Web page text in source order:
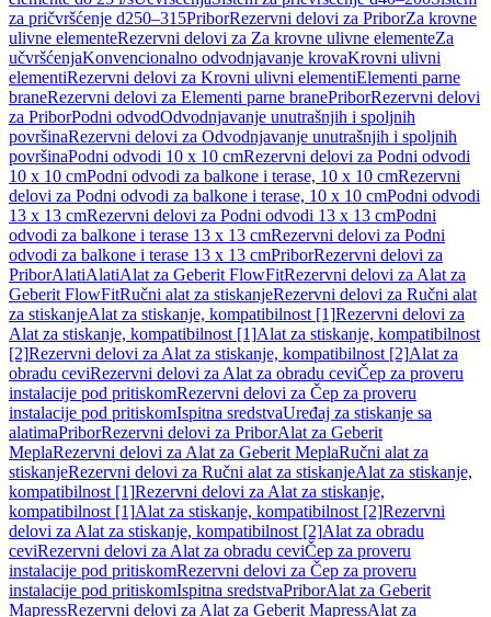
za pričvršćenje d250–315PriborRezervni delovi za PriborZa krovne
ulivne elementeRezervni delovi za Za krovne ulivne elementeZa
učvršćenjaKonvencionalno odvodnjavanje krovaKrovni ulivni
elementiRezervni delovi za Krovni ulivni elementiElementi parne
braneRezervni delovi za Elementi parne branePriborRezervni delovi
za PriborPodni odvodOdvodnjavanje unutrašnjih i spoljnih
površinaRezervni delovi za Odvodnjavanje unutrašnjih i spoljnih
površinaPodni odvodi 10 x 10 cmRezervni delovi za Podni odvodi
10 x 10 cmPodni odvodi za balkone i terase, 10 x 10 cmRezervni
delovi za Podni odvodi za balkone i terase, 10 x 10 cmPodni odvodi
13 x 13 cmRezervni delovi za Podni odvodi 13 x 13 cmPodni
odvodi za balkone i terase 13 x 13 cmRezervni delovi za Podni
odvodi za balkone i terase 13 x 13 cmPriborRezervni delovi za
PriborAlatiAlatiAlat za Geberit FlowFitRezervni delovi za Alat za
Geberit FlowFitRučni alat za stiskanjeRezervni delovi za Ručni alat
za stiskanjeAlat za stiskanje, kompatibilnost [1]Rezervni delovi za
Alat za stiskanje, kompatibilnost [1]Alat za stiskanje, kompatibilnost
[2]Rezervni delovi za Alat za stiskanje, kompatibilnost [2]Alat za
obradu ceviRezervni delovi za Alat za obradu ceviČep za proveru
instalacije pod pritiskomRezervni delovi za Čep za proveru
instalacije pod pritiskomIspitna sredstvaUređaj za stiskanje sa
alatimaPriborRezervni delovi za PriborAlat za Geberit
MeplaRezervni delovi za Alat za Geberit MeplaRučni alat za
stiskanjeRezervni delovi za Ručni alat za stiskanjeAlat za stiskanje,
kompatibilnost [1]Rezervni delovi za Alat za stiskanje,
kompatibilnost [1]Alat za stiskanje, kompatibilnost [2]Rezervni
delovi za Alat za stiskanje, kompatibilnost [2]Alat za obradu
ceviRezervni delovi za Alat za obradu ceviČep za proveru
instalacije pod pritiskomRezervni delovi za Čep za proveru
instalacije pod pritiskomIspitna sredstvaPriborAlat za Geberit
MapressRezervni delovi za Alat za Geberit MapressAlat za